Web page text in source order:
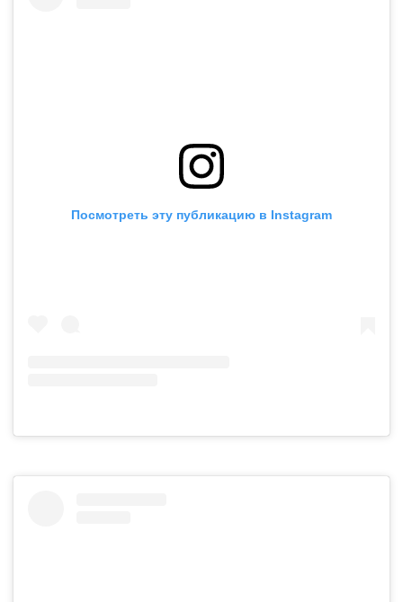
Посмотреть эту публикацию в Instagram